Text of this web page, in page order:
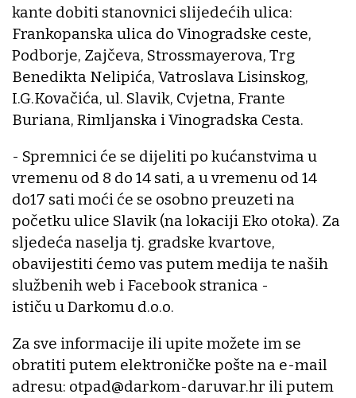
kante dobiti stanovnici slijedećih ulica:
Frankopanska ulica do Vinogradske ceste,
Podborje, Zajčeva, Strossmayerova, Trg
Benedikta Nelipića, Vatroslava Lisinskog,
I.G.Kovačića, ul. Slavik, Cvjetna, Frante
Buriana, Rimljanska i Vinogradska Cesta.
- Spremnici će se dijeliti po kućanstvima u
vremenu od 8 do 14 sati, a u vremenu od 14
do17 sati moći će se osobno preuzeti na
početku ulice Slavik (na lokaciji Eko otoka). Za
sljedeća naselja tj. gradske kvartove,
obavijestiti ćemo vas putem medija te naših
službenih web i Facebook stranica -
ističu u Darkomu d.o.o.
Za sve informacije ili upite možete im se
obratiti putem elektroničke pošte na e-mail
adresu: otpad@darkom-daruvar.hr ili putem